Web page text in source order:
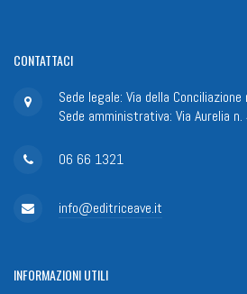
CONTATTACI
Sede legale: Via della
Sede amministrativa: Via Aurelia
06 66 1321
info@editriceave.it
INFORMAZIONIUTILI